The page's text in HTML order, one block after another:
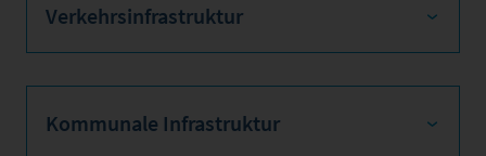
Verkehrsinfrastruktur
Kommunale Infrastruktur